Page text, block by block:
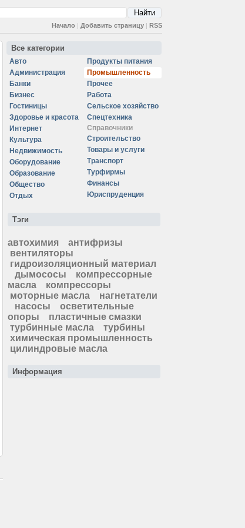
Начало | Добавить страницу | RSS
Все категории
Авто
Администрация
Банки
Бизнес
Гостиницы
Здоровье и красота
Интернет
Культура
Недвижимость
Оборудование
Образование
Общество
Отдых
Продукты питания
Промышленность
Прочее
Работа
Сельское хозяйство
Спецтехника
Справочники
Строительство
Товары и услуги
Транспорт
Турфирмы
Финансы
Юриспруденция
Тэги
автохимия
антифризы
вентиляторы
гидроизоляционный материал
дымососы
компрессорные
масла
компрессоры
моторные масла
нагнетатели
насосы
осветительные
опоры
пластичные смазки
турбинные масла
турбины
химическая промышленность
цилиндровые масла
Информация